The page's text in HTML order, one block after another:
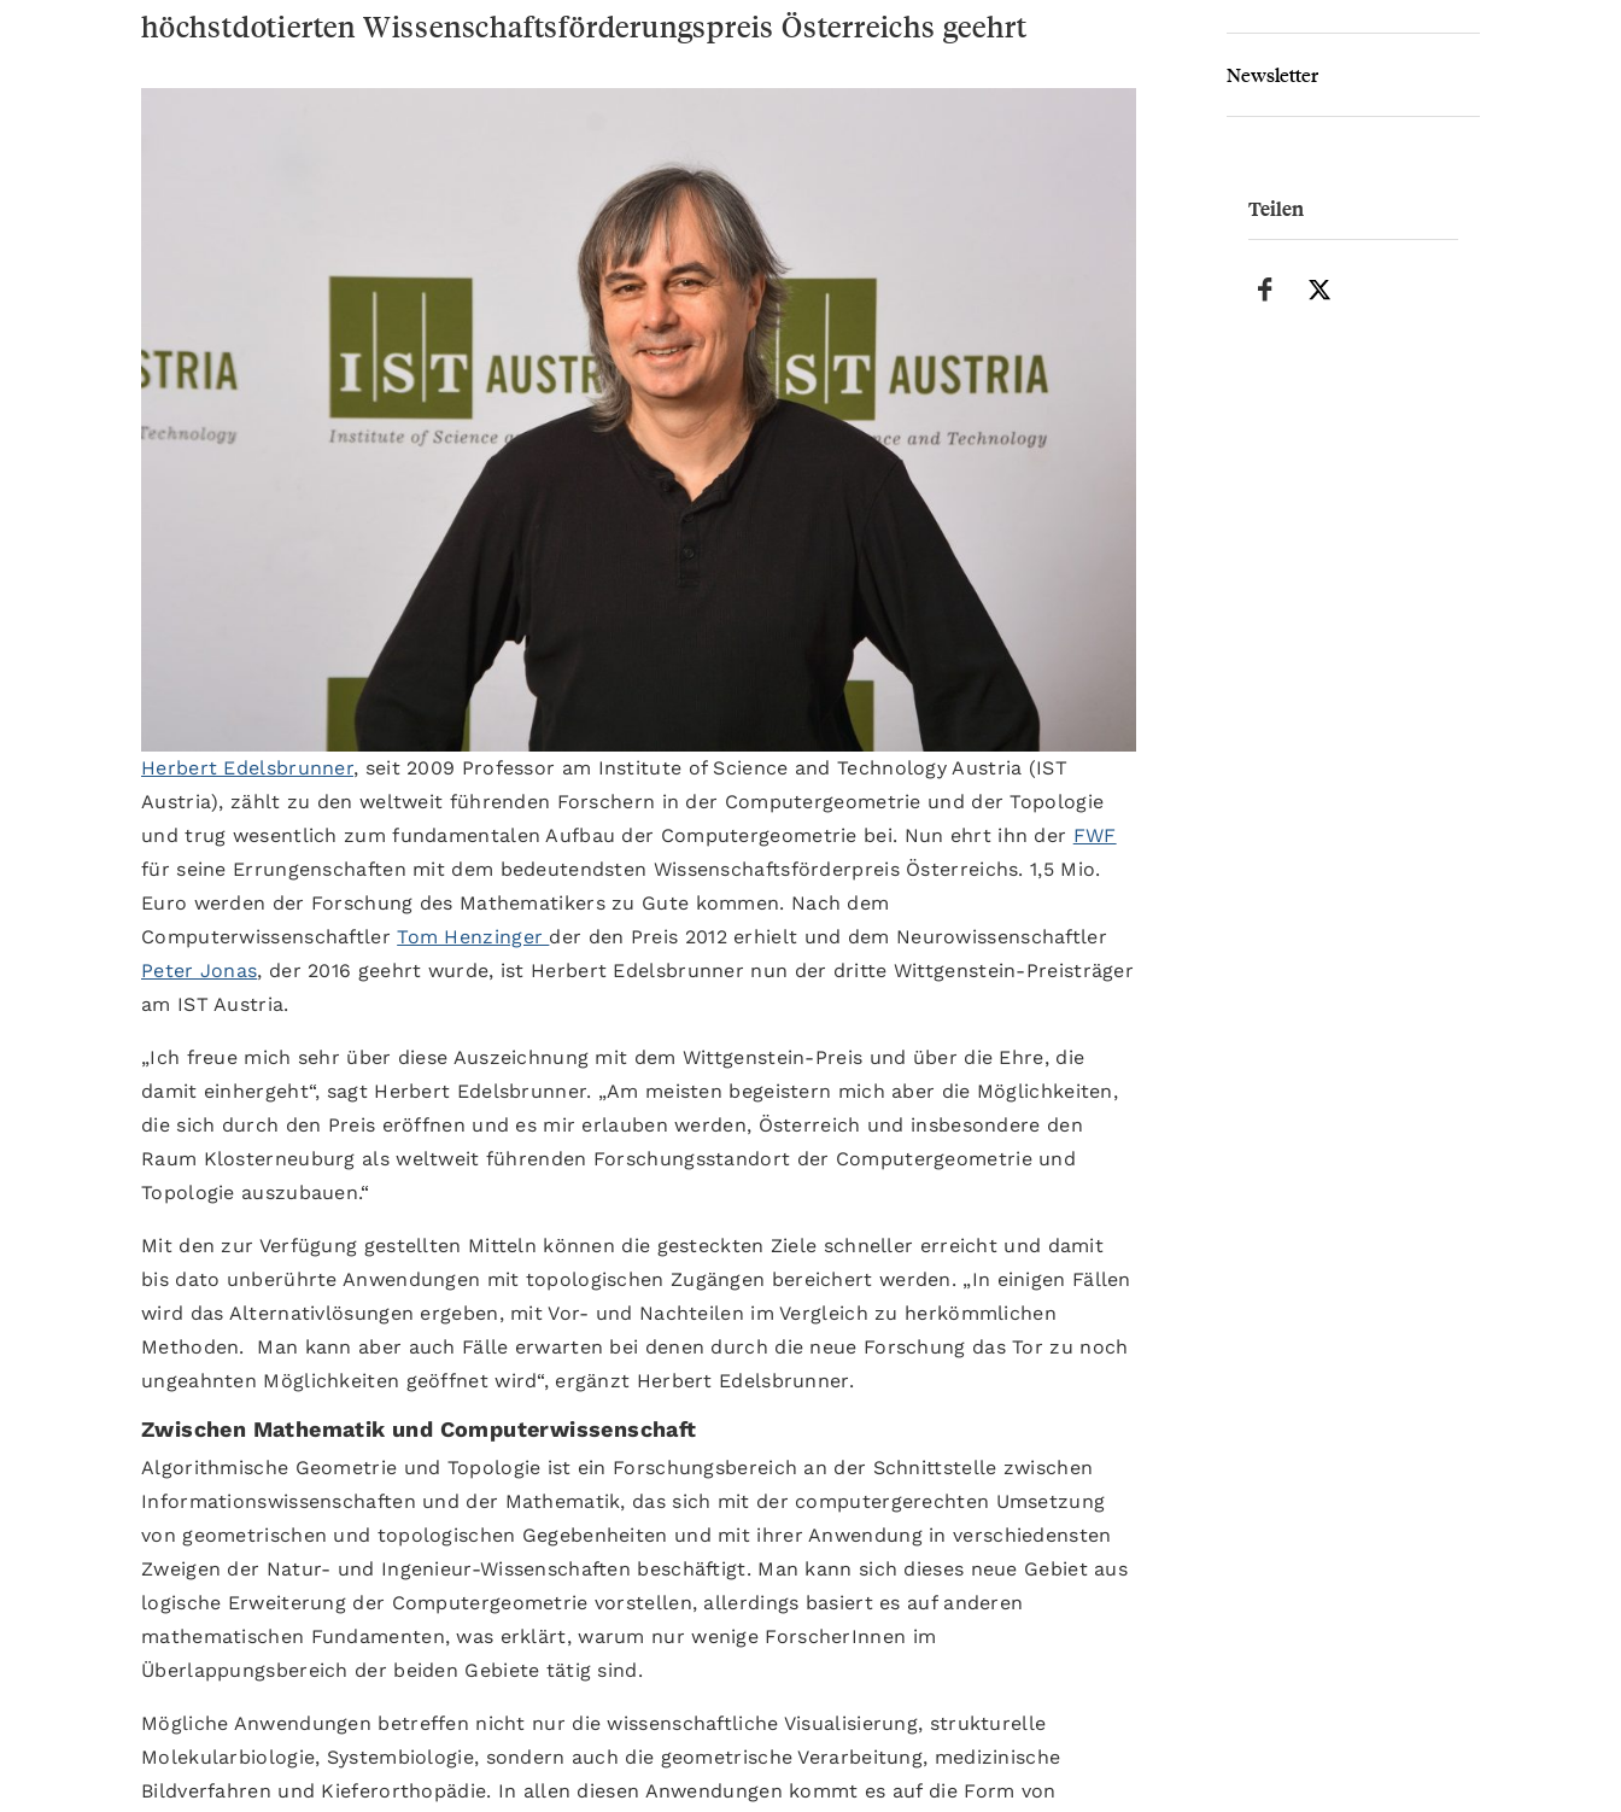
höchstdotierten Wissenschaftsförderungspreis Österreichs geehrt
Herbert Edelsbrunner, seit 2009 Professor am Institute of Science and Technology Austria (IST
Austria), zählt zu den weltweit führenden Forschern in der Computergeometrie und der Topologie
und trug wesentlich zum fundamentalen Aufbau der Computergeometrie bei. Nun ehrt ihn der FWF
für seine Errungenschaften mit dem bedeutendsten Wissenschaftsförderpreis Österreichs. 1,5 Mio.
Euro werden der Forschung des Mathematikers zu Gute kommen. Nach dem
ComputerwissenschaftlerTom Henzinger der den Preis 2012 erhielt und dem Neurowissenschaftler
Peter Jonas, der 2016 geehrt wurde, ist Herbert Edelsbrunner nun der dritte Wittgenstein-Preisträger
am IST Austria.
„Ich freue mich sehr über diese Auszeichnung mit dem Wittgenstein-Preis und über die Ehre, die
damit einhergeht“, sagt Herbert Edelsbrunner. „Am meisten begeistern mich aber die Möglichkeiten,
die sich durch den Preis eröffnen und es mir erlauben werden, Österreich und insbesondere den
Raum Klosterneuburg als weltweit führenden Forschungsstandort der Computergeometrie und
Topologie auszubauen.“
Mit den zur Verfügung gestellten Mitteln können die gesteckten Ziele schneller erreicht und damit
bis dato unberührte Anwendungen mit topologischen Zugängen bereichert werden. „In einigen Fällen
wird das Alternativlösungen ergeben, mit Vor- und Nachteilen im Vergleich zu herkömmlichen
Methoden. Man kann aber auch Fälle erwarten bei denen durch die neue Forschung das Tor zu noch
ungeahnten Möglichkeiten geöffnet wird“, ergänzt Herbert Edelsbrunner.
Zwischen Mathematik und Computerwissenschaft
Algorithmische Geometrie und Topologie ist ein Forschungsbereich an der Schnittstelle zwischen
Informationswissenschaften und der Mathematik, das sich mit der computergerechten Umsetzung
von geometrischen und topologischen Gegebenheiten und mit ihrer Anwendung in verschiedensten
Zweigen der Natur- und Ingenieur-Wissenschaften beschäftigt. Man kann sich dieses neue Gebiet aus
logische Erweiterung der Computergeometrie vorstellen, allerdings basiert es auf anderen
mathematischen Fundamenten, was erklärt, warum nur wenige ForscherInnen im
Überlappungsbereich der beiden Gebiete tätig sind.
Mögliche Anwendungen betreffen nicht nur die wissenschaftliche Visualisierung, strukturelle
Molekularbiologie, Systembiologie, sondern auch die geometrische Verarbeitung, medizinische
Bildverfahren und Kieferorthopädie. In allen diesen Anwendungen kommt es auf die Form von
Newsletter
Teilen